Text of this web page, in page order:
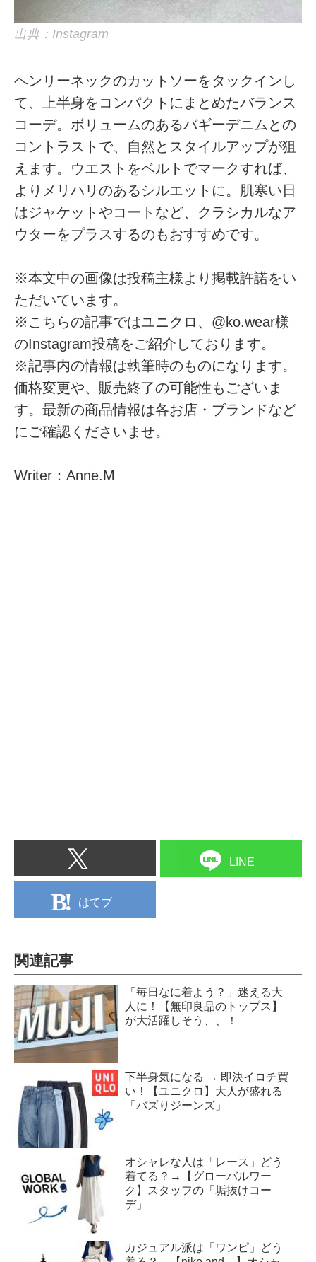
出典：Instagram
ヘンリーネックのカットソーをタックインし
て、上半身をコンパクトにまとめたバランス
コーデ。ボリュームのあるバギーデニムとの
コントラストで、自然とスタイルアップが狙
えます。ウエストをベルトでマークすれば、
よりメリハリのあるシルエットに。肌寒い日
はジャケットやコートなど、クラシカルなア
ウターをプラスするのもおすすめです。
※本文中の画像は投稿主様より掲載許諾をい
ただいています。
※こちらの記事ではユニクロ、@ko.wear様
のInstagram投稿をご紹介しております。
※記事内の情報は執筆時のものになります。
価格変更や、販売終了の可能性もございま
す。最新の商品情報は各お店・ブランドなど
にご確認くださいませ。
Writer：Anne.M
LINE
はてブ
関連記事
「毎日なに着よう？」迷える大
人に！【無印良品のトップス】
が大活躍しそう、、！
下半身気になる → 即決イロチ買
い！【ユニクロ】大人が盛れる
「バズりジーンズ」
オシャレな人は「レース」どう
着てる？→【グローバルワー
ク】スタッフの「垢抜けコー
デ」
カジュアル派は「ワンピ」どう